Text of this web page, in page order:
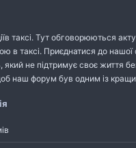
таксі. Тут обговорюються
в таксі. Приєднатися до
який не підтримує своє життя
наш форум був одним із